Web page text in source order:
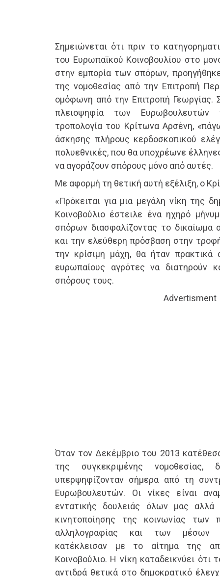
Σημειώνεται ότι πριν το
του Ευρωπαϊκού Κοινοβουλίου στο
στην εμπορία των σπόρων,
της νομοθεσίας από την Επιτροπή
ομόφωνη από την Επιτροπή Γεωργίας.
πλειοψηφία των Ευρωβουλευτών
τροπολογία του Κρίτωνα Αρσένη,
άσκησης πλήρους κερδοσκοπικού
πολυεθνικές, που θα υποχρέωνε
να αγοράζουν σπόρους μόνο από αυτές.
Με αφορμή τη θετική αυτή εξέλιξη, ο
«Πρόκειται για μια μεγάλη νίκη της
Κοινοβούλιο έστειλε ένα ηχηρό
σπόρων διασφαλίζοντας το δικαίωμα
και την ελεύθερη πρόσβαση στην
την κρίσιμη μάχη, θα ήταν πρακτικά
ευρωπαίους αγρότες να διατηρούν
σπόρους τους.
Advertisment
Όταν τον Δεκέμβριο του 2013
της συγκεκριμένης
υπερψηφίζονταν σήμερα από τη
Ευρωβουλευτών. Οι νίκες είναι
εντατικής δουλειάς όλων μας αλλά
κινητοποίησης της κοινωνίας
αλληλογραφίας και των μέσων
κατέκλεισαν με το αίτημα της
Κοινοβούλιο. Η νίκη καταδεικνύει ότι
αντιδρά θετικά στο δημοκρατικό